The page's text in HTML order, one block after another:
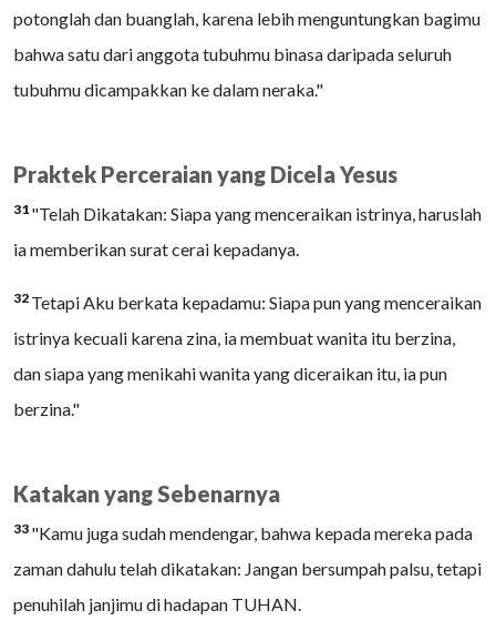
potonglah dan buanglah, karena lebih menguntungkan bagimu
bahwa satu dari anggota tubuhmu binasa daripada seluruh
tubuhmu dicampakkan ke dalam neraka."
Praktek Perceraian yang Dicela Yesus
31 "Telah Dikatakan: Siapa yang menceraikan istrinya, haruslah
ia memberikan surat cerai kepadanya.
32 Tetapi Aku berkata kepadamu: Siapa pun yang menceraikan
istrinya kecuali karena zina, ia membuat wanita itu berzina,
dan siapa yang menikahi wanita yang diceraikan itu, ia pun
berzina."
Katakan yang Sebenarnya
33 "Kamu juga sudah mendengar, bahwa kepada mereka pada
zaman dahulu telah dikatakan: Jangan bersumpah palsu, tetapi
penuhilah janjimu di hadapan TUHAN.